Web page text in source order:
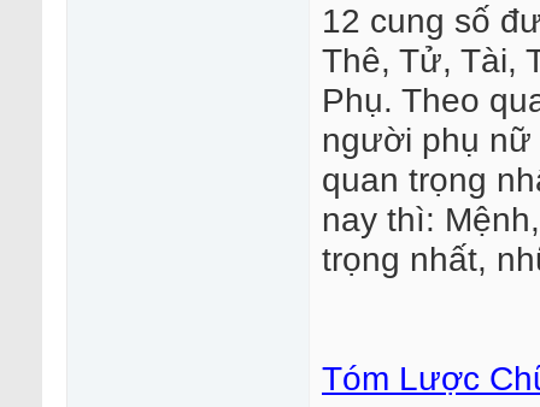
12 cung số
Thê, Tử, Tài,
Phụ. Theo
người phụ nữ
quan trọng
nay thì:
trọng nhất,
Tóm Lược